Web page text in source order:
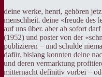
deine werke, henri, gehören
menschheit. deine «freude des
auf uns über. aber ab sofort
(1952) und poster von der
publizieren – und schulde
dafür. bislang konnten deine
und deren vermarktung
mitternacht definitiv vorbei –